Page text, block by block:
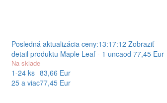
Posledná aktualizácia ceny:13:17:12 Zobraziť
detail produktu Maple Leaf - 1 uncaod 77,45 Eur
Na sklade
1-24 ks 83,66 Eur
25 a viac77,45 Eur